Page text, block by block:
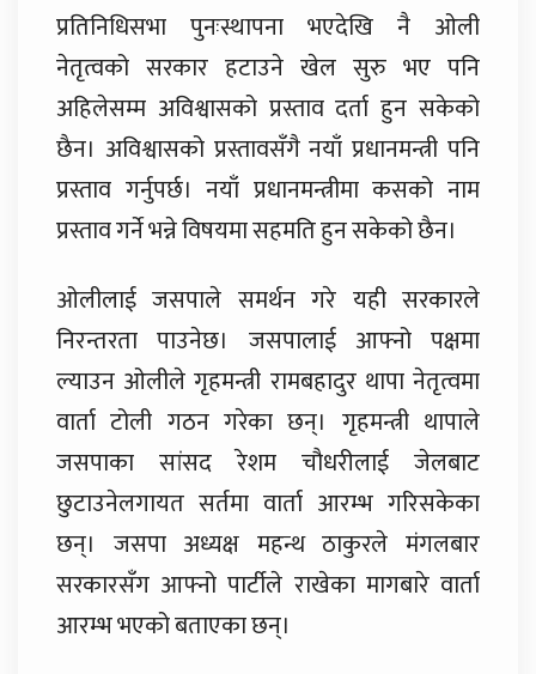
प्रतिनिधिसभा पुनःस्थापना भएदेखि नै ओली
नेतृत्वको सरकार हटाउने खेल सुरु भए पनि
अहिलेसम्म अविश्वासको प्रस्ताव दर्ता हुन सकेको
छैन। अविश्वासको प्रस्तावसँगै नयाँ प्रधानमन्त्री पनि
प्रस्ताव गर्नुपर्छ। नयाँ प्रधानमन्त्रीमा कसको नाम
प्रस्ताव गर्ने भन्ने विषयमा सहमति हुन सकेको छैन।
ओलीलाई जसपाले समर्थन गरे यही सरकारले
निरन्तरता पाउनेछ। जसपालाई आफ्नो पक्षमा
ल्याउन ओलीले गृहमन्त्री रामबहादुर थापा नेतृत्वमा
वार्ता टोली गठन गरेका छन्। गृहमन्त्री थापाले
जसपाका सांसद रेशम चौधरीलाई जेलबाट
छुटाउनेलगायत सर्तमा वार्ता आरम्भ गरिसकेका
छन्। जसपा अध्यक्ष महन्थ ठाकुरले मंगलबार
सरकारसँग आफ्नो पार्टीले राखेका मागबारे वार्ता
आरम्भ भएको बताएका छन्।